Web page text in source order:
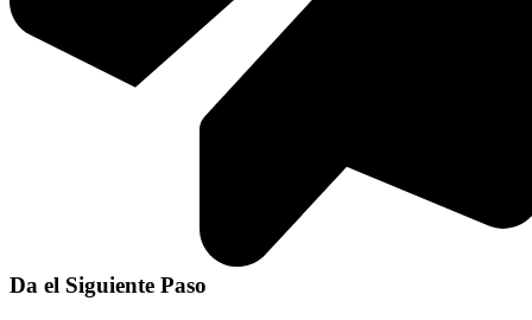
Da el Siguiente Paso